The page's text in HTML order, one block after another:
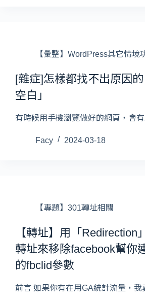
【彙整】WordPress其它情境
[雜症]怎樣都找不出原因
空白」
有時候用手機瀏覽做好的網頁，會
Facy 2024-03-18
【專題】301轉址相關
【轉址】用「Redirection
轉址來移除facebook幫你
的fbclid參數
前言 如果你有在用GA統計流量，